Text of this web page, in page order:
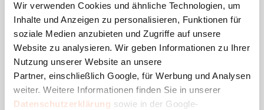
Wir verwenden Cookies und ähnliche Technologien, um
Inhalte und Anzeigen zu personalisieren, Funktionen für
soziale Medien anzubieten und Zugriffe auf unsere
Website zu analysieren. Wir geben Informationen zu Ihrer
Nutzung unserer Website an unsere
Partner, einschließlich Google, für Werbung und Analysen
weiter. Weitere Informationen finden Sie in unserer
Datenschutzerklärung sowie in der Google-